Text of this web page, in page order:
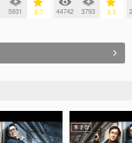
5931 3.7 44742 3793 3.5